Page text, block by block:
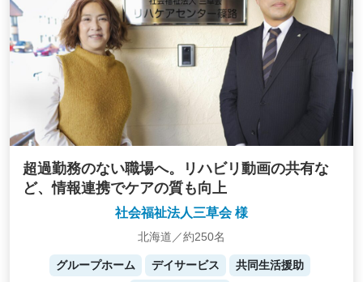
超過勤務のない職場へ。リハビリ動画の共有な
ど、情報連携でケアの質も向上
社会福祉法人三草会 様
北海道／約250名
グループホーム デイサービス
共同生活援助